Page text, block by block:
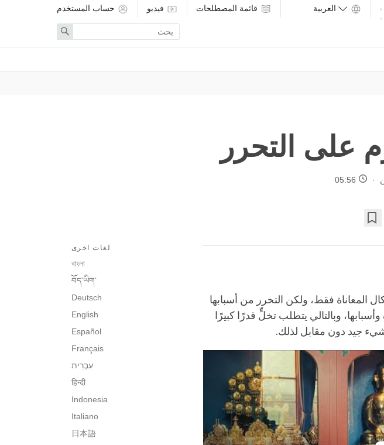
قائمة المصطلحات فيديو حساب المستخدم
search
term
Search
على التحرر
05:56
لغات اخرى
বাংলা
བོད་ཡིག་
Deutsch
English
Español
Français
עִבְרִית‎
हिन्दी
Indonesia
Italiano
日本語
فقط، ولكن التحرر من أسبابها
وبالتالي يتطلب تخلٍّ قدرًا كبيرًا
جيد دون مقابل لذلك.